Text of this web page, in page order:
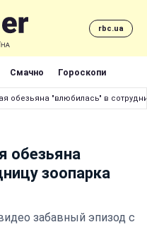
rbc.ua
Смачно Гороскопи
обезьяна "влюбилась" в
обезьяна
зоопарка
забавный эпизод с